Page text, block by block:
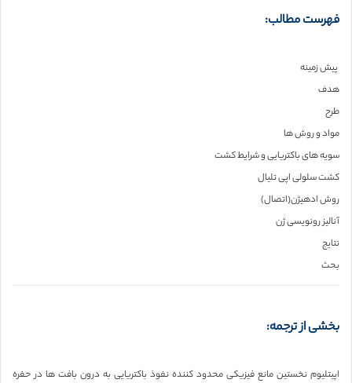
فهرست مطالب:
پیش زمینه
هدف
طرح
مواد و روش ها
سویه های باکتریایی و شرایط کشت
کشت سلولی اپی تلیال
روش ادهیژن(اتصال)
آنالیز رونویسی ژن
نتایج
بحث
بخشی از ترجمه:
اپیتلیوم نخستین مانع فیزیکی محدود کننده نفوذ باکتریایی به درون بافت ها در حفره